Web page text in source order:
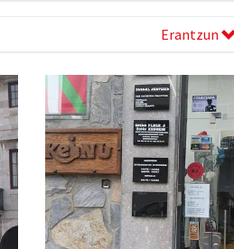
Erantzun